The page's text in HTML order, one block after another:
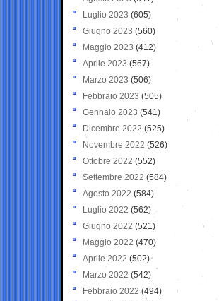
Luglio 2023 (605)
Giugno 2023 (560)
Maggio 2023 (412)
Aprile 2023 (567)
Marzo 2023 (506)
Febbraio 2023 (505)
Gennaio 2023 (541)
Dicembre 2022 (525)
Novembre 2022 (526)
Ottobre 2022 (552)
Settembre 2022 (584)
Agosto 2022 (584)
Luglio 2022 (562)
Giugno 2022 (521)
Maggio 2022 (470)
Aprile 2022 (502)
Marzo 2022 (542)
Febbraio 2022 (494)